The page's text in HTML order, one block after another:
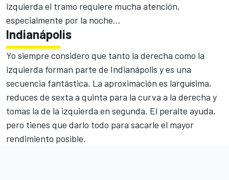
izquierda el tramo requiere mucha atención,
especialmente por la noche...
Indianápolis
Yo siempre considero que tanto la derecha como la
izquierda forman parte de Indianápolis y es una
secuencia fantástica. La aproximación es larguísima,
reduces de sexta a quinta para la curva a la derecha y
tomas la de la izquierda en segunda. El peralte ayuda,
pero tienes que darlo todo para sacarle el mayor
rendimiento posible.